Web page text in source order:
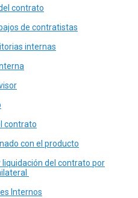
contrato
de contratistas
internas
contrato
con el producto
liquidación del contrato por
Internos